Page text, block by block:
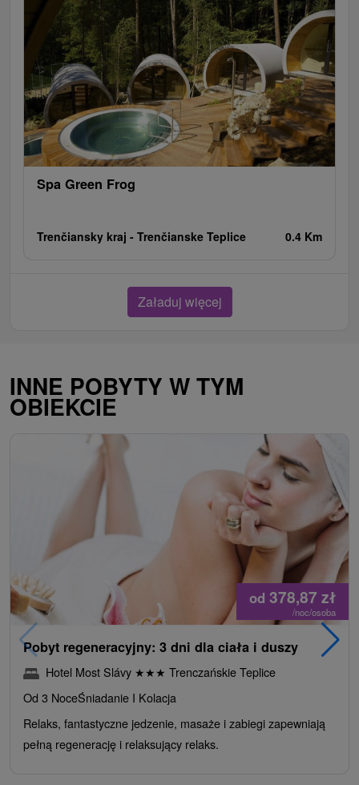
Spa Green Frog
Trenčiansky kraj - Trenčianske Teplice 0.4 Km
Załaduj więcej
INNE POBYTY W TYM
OBIEKCIE
od 378,87 zł
/noc/osoba
Pobyt regeneracyjny: 3 dni dla ciała i duszy
Hotel Most Slávy ★★★ Trenczańskie Teplice
Od 3 NoceŚniadanie I Kolacja
Relaks, fantastyczne jedzenie, masaże i zabiegi zapewniają
pełną regenerację i relaksujący relaks.